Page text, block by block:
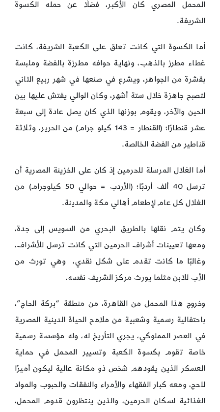
المحمل المصري كان الأكبر، فضلًا عن حمله الكسوة
الشريفة.
أما الكسوة التي كانت تعلق على الكعبة الشريفة‏، كانت
غطاء مطرز بالذهب‏،‏ ونهاية حوافه مطرزة بالفضة وملبسة
بقشرة من الجواهر‏،‏ ويشرع في صنعها في شهر ربيع الثاني
لتصبح جاهزة خلال ستة أشهر‏، وكان الوالي يفتش عليها بين
الحين والآخر، ويقوم بوزنها الذي كان يصل عادة إلى سبعة
عشر قنطارًا؛ (القنطار = 143 كيلو جرام) من الحرير‏،‏ وثلاثة
قناطير من الفضة الخالصة‏.‏
أما الغلال المرسلة للحرمين إذ كان على الخزينة المصرية أن
ترسل ‏40‏ ألف أردبًا؛ (الأردب = حوالي 50 كيلوجرام) من
الغلال كل عام لإطعام أهالي مكة والمدينة.
وكان يتم نقلها بالطريق البحري من السويس إلى جدة‏،
ومعها تعيينات أشراف الحرمين التي كانت ترسل للأشراف‏،
وغالبًا ما كانت تقدم على شكل نقدي، وهي تورث من
الأب للابن مثلما يورث مركز الشريف نفسه.
وخروج هذا المحمل من القاهرة، من منطقة “بركة الحاج”،
باحتفالية رسمية وشعبية من ملامح الحياة الدينية المصرية
في العصر المملوكي، يجري التأريخ له، وله مؤسسة رسمية
خاصة تقوم بكسوة الكعبة وتسيير المحمل في حماية
العسكر الذين يقودهم شخص ذو مكانة عالية ليكون أميرًا
للحج، ومعه كبار الفقهاء والأمراء والنفقات والحبوب والمواد
الغذائية لسكان الحرمين، والذين ينتظرون قدوم المحمل،